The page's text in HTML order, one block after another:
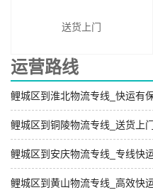
送货上门
运营路线
鲤城区到淮北物流专线_快运有
鲤城区到铜陵物流专线_送货上
鲤城区到安庆物流专线_专线快
鲤城区到黄山物流专线_高效快